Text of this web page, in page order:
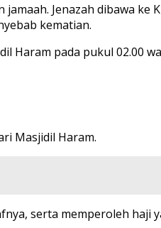
Jenazah dibawa ke
kematian.
Haram pada pukul 02.00
Masjidil Haram.
serta memperoleh haji